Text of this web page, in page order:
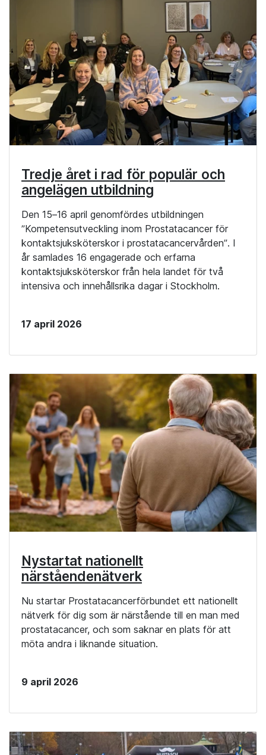
Tredje året i rad för populär och
angelägen utbildning
Den 15–16 april genomfördes utbildningen
”Kompetensutveckling inom Prostatacancer för
kontaktsjuksköterskor i prostatacancervården”. I
år samlades 16 engagerade och erfarna
kontaktsjuksköterskor från hela landet för två
intensiva och innehållsrika dagar i Stockholm.
17 april 2026
Nystartat nationellt
närståendenätverk
Nu startar Prostatacancerförbundet ett nationellt
nätverk för dig som är närstående till en man med
prostatacancer, och som saknar en plats för att
möta andra i liknande situation.
9 april 2026